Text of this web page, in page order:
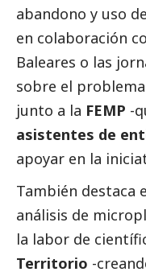
abandono y uso
en colaboración
Baleares o las
sobre el
junto a la FEMP -
asistentes de
apoyar en la
También destaca
análisis de
la labor de
Territorio -